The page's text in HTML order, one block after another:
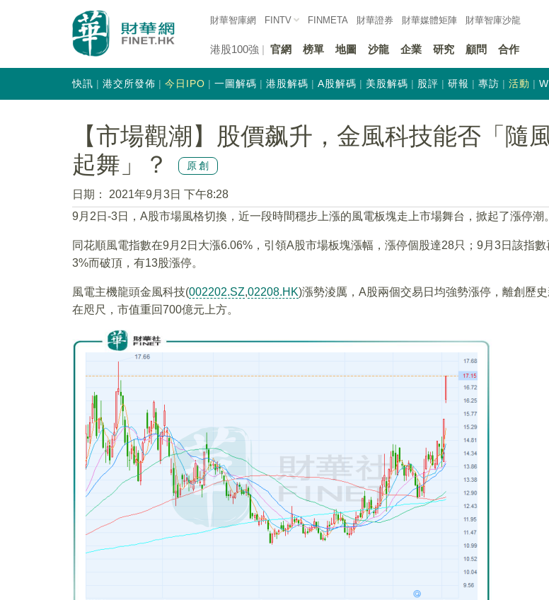
財華智庫網 FINTV FINMETA 財華證券 財華媒體矩陣 財華智庫沙龍
港股100強 官網 榜單 地圖 沙龍 企業 研究 顧問 合作
快訊 港交所發佈 今日IPO 一圖解碼 港股解碼 A股解碼 美股解碼 股評 研報 專訪 活動
【市場觀潮】股價飙升，金風科技能否「隨
起舞」？
原創
日期：
2021年9月3日 下午8:28
9月2日-3日，A股市場風格切換，近一段時間穩步上漲的風電板塊走上市場舞台，掀起了漲停潮。
同花順風電指數在9月2日大漲6.06%，引領A股市場板塊漲幅，漲停個股達28只；9月3日該指數
3%而破頂，有13股漲停。
風電主機龍頭金風科技(002202.SZ,02208.HK)漲勢淩厲，A股兩個交易日均強勢漲停，離創歷
在咫尺，市值重回700億元上方。